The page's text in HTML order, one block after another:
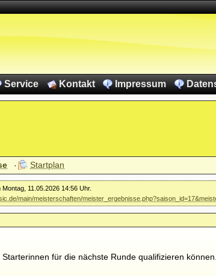
Service Kontakt Impressum
Startplan
11.05.2026 14:56 Uhr.
main/meisterschaften/
für die nächste Runde qualifizieren können.